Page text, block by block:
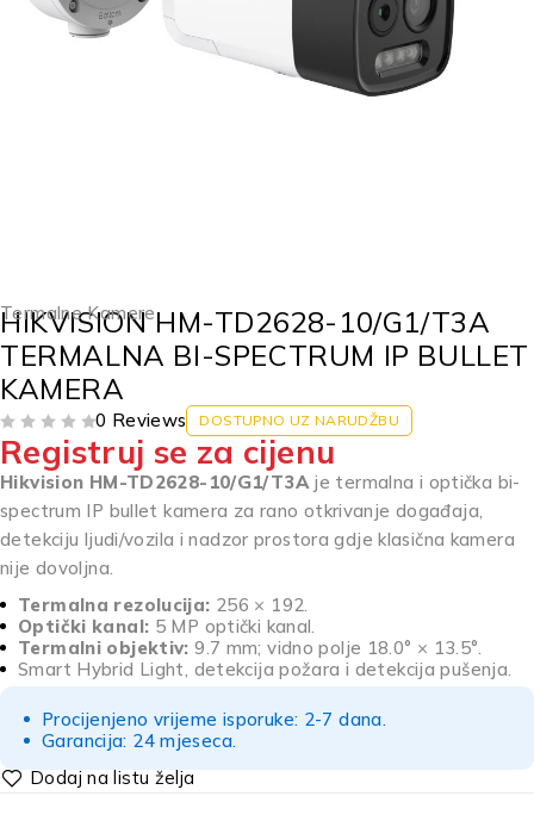
Termalne Kamere
HIKVISION HM-TD2628-10/G1/T3A
TERMALNA BI-SPECTRUM IP BULLET
KAMERA
0 Reviews DOSTUPNO UZ NARUDŽBU
Registruj se za cijenu
Hikvision HM-TD2628-10/G1/T3Aje termalna i optička bi-
spectrum IP bullet kamera za rano otkrivanje događaja,
detekciju ljudi/vozila i nadzor prostora gdje klasična kamera
nije dovoljna.
Termalna rezolucija: 256 × 192.
Optički kanal: 5 MP optički kanal.
Termalni objektiv: 9.7 mm; vidno polje 18.0° × 13.5°.
Smart Hybrid Light, detekcija požara i detekcija pušenja.
Procijenjeno vrijeme isporuke: 2-7 dana.
Garancija: 24 mjeseca.